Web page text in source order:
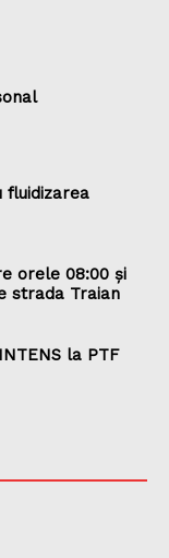
fluidizarea
orele 08:00 și
strada Traian
la PTF